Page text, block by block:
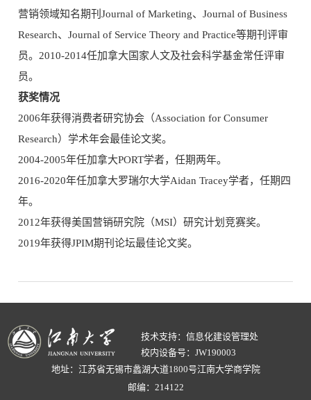
营销领域知名期刊Journal of Marketing、Journal of Business
Research、Journal of Service Theory and Practice等期刊评审
员。2010-2014任加拿大国家人文及社会科学基金常任评审
员。
获奖情况
2006年获得消费者研究协会（Association for Consumer
Research）学术年会最佳论文奖。
2004-2005年任加拿大PORT学者，任期两年。
2016-2020年任加拿大罗瑞尔大学Aidan Tracey学者，任期四
年。
2012年获得美国营销研究院（MSI）研究计划竞赛奖。
2019年获得JPIM期刊论坛最佳论文奖。
技术支持：信息化建设管理处
校内设备号：JW190003
地址：江苏省无锡市蠡湖大道1800号江南大学商学院
邮编：214122